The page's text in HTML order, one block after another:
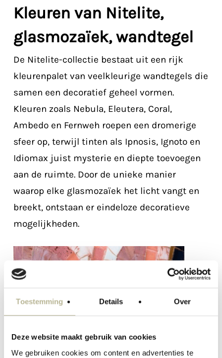
Toestemming Details Over
Deze website maakt gebruik van cookies
We gebruiken cookies om content en advertenties te
Kleuren van Nitelite,
glasmozaïek, wandtegel
De Nitelite-collectie bestaat uit een rijk
kleurenpalet van veelkleurige wandtegels die
samen een decoratief geheel vormen.
Kleuren zoals Nebula, Eleutera, Coral,
Ambedo en Fernweh roepen een dromerige
sfeer op, terwijl tinten als Ipnosis, Ignoto en
Idiomax juist mysterie en diepte toevoegen
aan de ruimte. Door de unieke manier
waarop elke glasmozaïek het licht vangt en
breekt, ontstaan er eindeloze decoratieve
mogelijkheden.